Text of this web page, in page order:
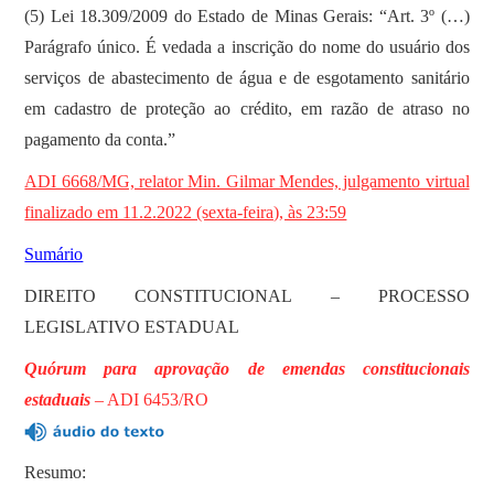
(5) Lei 18.309/2009 do Estado de Minas Gerais: “Art. 3º (…)
Parágrafo único. É vedada a inscrição do nome do usuário dos
serviços de abastecimento de água e de esgotamento sanitário
em cadastro de proteção ao crédito, em razão de atraso no
pagamento da conta.”
ADI 6668/MG, relator Min. Gilmar Mendes, julgamento virtual
finalizado em 11.2.2022 (sexta-feira), às 23:59
Sumário
DIREITO CONSTITUCIONAL – PROCESSO
LEGISLATIVO ESTADUAL
Quórum para aprovação de emendas constitucionais
estaduais– ADI 6453/RO
Resumo: